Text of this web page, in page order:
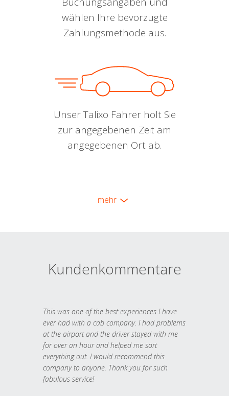
wählen Ihre bevorzugte
Zahlungsmethode aus.
Unser Talixo Fahrer holt Sie
zur angegebenen Zeit am
angegebenen Ort ab.
mehr
Kundenkommentare
This was one of the best experiences I have
ever had with a cab company. I had problems
at the airport and the driver stayed with me
for over an hour and helped me sort
everything out. I would recommend this
company to anyone. Thank you for such
fabulous service!